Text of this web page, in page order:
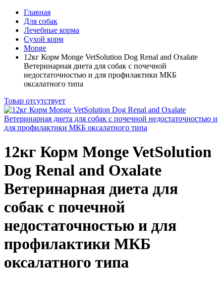
Главная
Для собак
Лечебные корма
Сухой корм
Monge
12кг Корм Monge VetSolution Dog Renal and Oxalate
Ветеринарная диета для собак с почечной
недостаточностью и для профилактики МКБ
оксалатного типа
Товар отсутствует
12кг Корм Monge VetSolution
Dog Renal and Oxalate
Ветеринарная диета для
собак с почечной
недостаточностью и для
профилактики МКБ
оксалатного типа